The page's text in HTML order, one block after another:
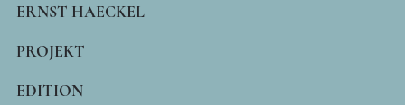
NAVIGATION
ERNST HAECKEL
PROJEKT
EDITION